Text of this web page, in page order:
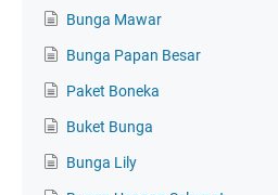
Bunga Mawar
Bunga Papan Besar
Paket Boneka
Buket Bunga
Bunga Lily